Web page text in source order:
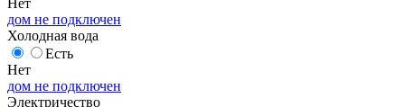
дом не подключен
Холодная вода
Есть
Нет
дом не подключен
Электричество